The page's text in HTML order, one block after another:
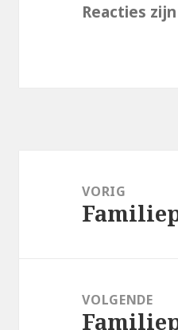
Reacties
navigatieVORIG
Vorig
VOLGENDE
Volgend